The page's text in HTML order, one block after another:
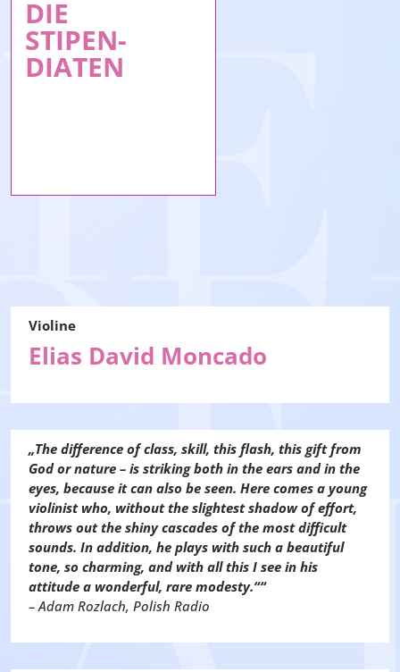
DIE
STIPEN-
DIATEN
Violine
Elias David Moncado
„The difference of class, skill, this flash, this gift from
God or nature – is striking both in the ears and in the
eyes, because it can also be seen. Here comes a young
violinist who, without the slightest shadow of effort,
throws out the shiny cascades of the most difficult
sounds. In addition, he plays with such a beautiful
tone, so charming, and with all this I see in his
attitude a wonderful, rare modesty.““
– Adam Rozlach, Polish Radio